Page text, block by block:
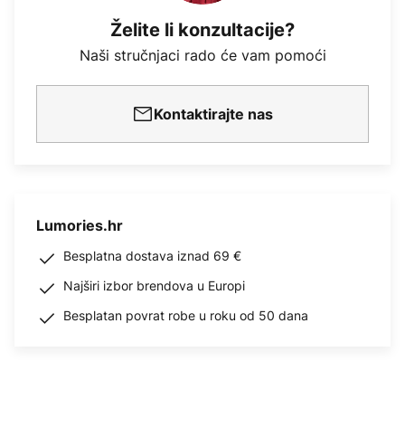
Želite li konzultacije?
Naši stručnjaci rado će vam pomoći
Kontaktirajte nas
Lumories.hr
Besplatna dostava iznad 69 €
Najširi izbor brendova u Europi
Besplatan povrat robe u roku od 50 dana